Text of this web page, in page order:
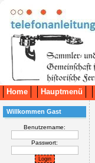
Home Hauptmenü
Willkommen Gast
Benutzername:
Passwort: